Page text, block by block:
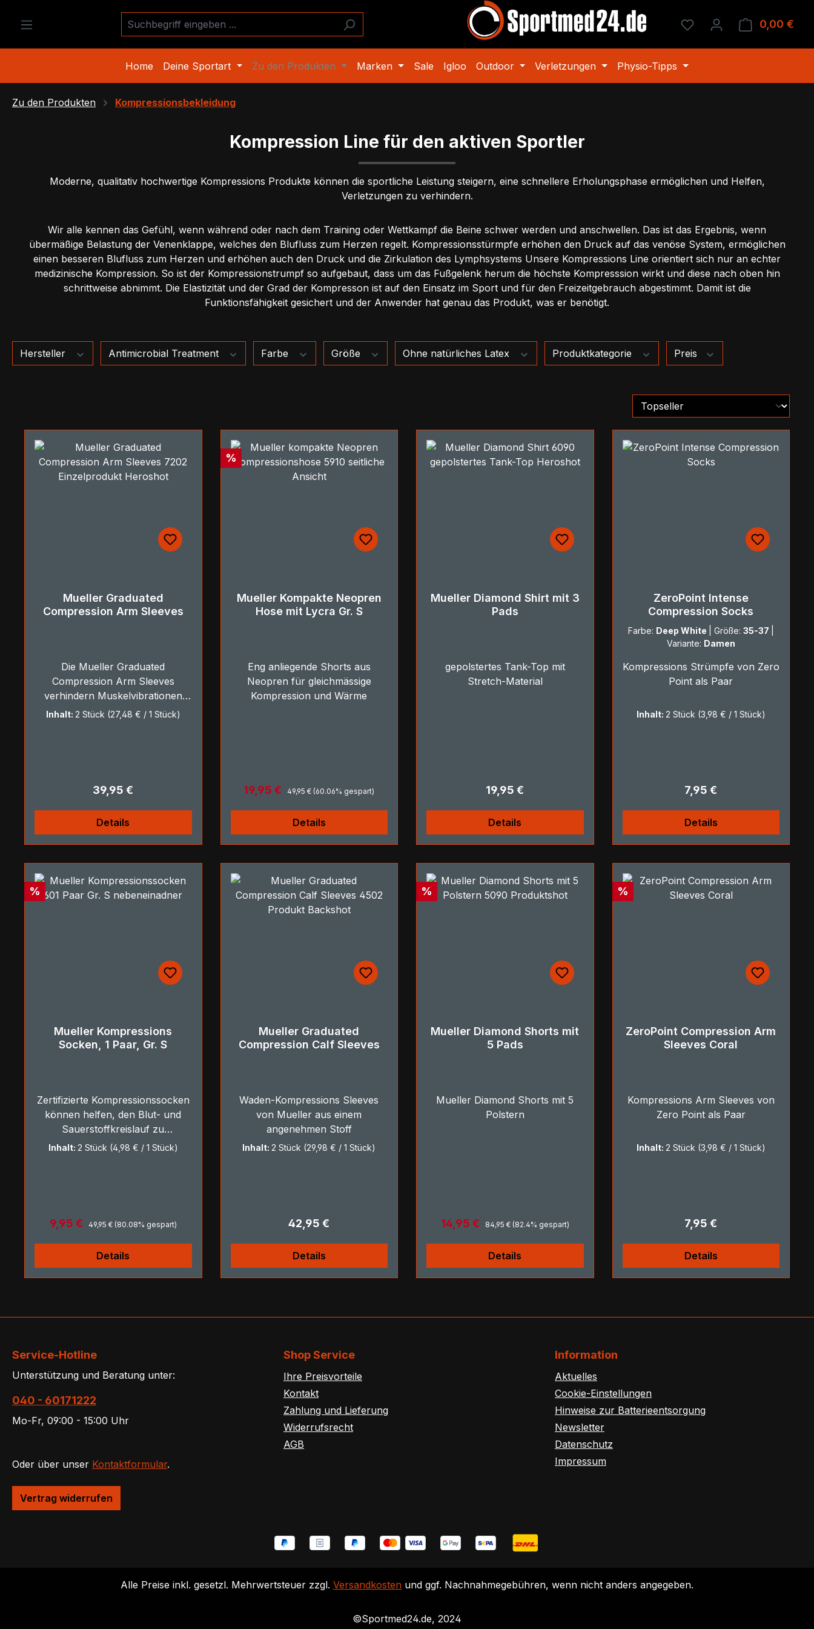
Zur Hauptnavigation springen
Du hast 0 Produkte auf
0,00 €
Home Deine Sportart Zu den Produkten Marken Sale Igloo Outdoor Verletzungen Physio-Tipps
Zu den Produkten Kompressionsbekleidung
Kompression Line für den aktiven Sportler
Moderne, qualitativ hochwertige Kompressions Produkte können die sportliche Leistung steigern, eine schnellere Erholungsphase ermöglichen und Helfen,
Verletzungen zu verhindern.
Wir alle kennen das Gefühl, wenn während oder nach dem Training oder Wettkampf die Beine schwer werden und anschwellen. Das ist das Ergebnis, wenn
übermäßige Belastung der Venenklappe, welches den Blufluss zum Herzen regelt. Kompressionsstürmpfe erhöhen den Druck auf das venöse System, ermöglichen
einen besseren Blufluss zum Herzen und erhöhen auch den Druck und die Zirkulation des Lymphsystems Unsere Kompressions Line orientiert sich nur an echter
medizinische Kompression. So ist der Kompressionstrumpf so aufgebaut, dass um das Fußgelenk herum die höchste Kompresssion wirkt und diese nach oben hin
schrittweise abnimmt. Die Elastizität und der Grad der Kompresson ist auf den Einsatz im Sport und für den Freizeitgebrauch abgestimmt. Damit ist die
Funktionsfähigkeit gesichert und der Anwender hat genau das Produkt, was er benötigt.
Hersteller Antimicrobial Treatment Farbe Größe Ohne natürliches Latex Produktkategorie Preis
Mueller Graduated
Compression Arm Sleeves
Die Mueller Graduated
Compression Arm Sleeves
verhindern Muskelvibrationen
und beugen schneller Ermüdung
Inhalt: 2 Stück (27,48 € / 1 Stück)
Regulärer Preis:
39,95 €
Details
Rabatt
%
Mueller Kompakte Neopren
Hose mit Lycra Gr. S
Eng anliegende Shorts aus
Neopren für gleichmässige
Kompression und Wärme
Verkaufspreis:
19,95 € Regulärer Preis:
49,95 € (60.06% gespart)
Details
Mueller Diamond Shirt mit 3
Pads
gepolstertes Tank-Top mit
Stretch-Material
Regulärer Preis:
19,95 €
Details
ZeroPoint Intense
Compression Socks
Farbe: Deep White Größe: 35-37
Variante: Damen
Kompressions Strümpfe von Zero
Point als Paar
Inhalt: 2 Stück (3,98 € / 1 Stück)
Regulärer Preis:
7,95 €
Details
Rabatt
%
Mueller Kompressions
Socken, 1 Paar, Gr. S
Zertifizierte Kompressionssocken
können helfen, den Blut- und
Sauerstoffkreislauf zu
verbessern
Inhalt: 2 Stück (4,98 € / 1 Stück)
Verkaufspreis:
9,95 € Regulärer Preis:
49,95 € (80.08% gespart)
Details
Mueller Graduated
Compression Calf Sleeves
Waden-Kompressions Sleeves
von Mueller aus einem
angenehmen Stoff
Inhalt: 2 Stück (29,98 € / 1 Stück)
Regulärer Preis:
42,95 €
Details
Rabatt
%
Mueller Diamond Shorts mit
5 Pads
Mueller Diamond Shorts mit 5
Polstern
Verkaufspreis:
14,95 € Regulärer Preis:
84,95 € (82.4% gespart)
Details
Rabatt
%
ZeroPoint Compression Arm
Sleeves Coral
Kompressions Arm Sleeves von
Zero Point als Paar
Inhalt: 2 Stück (3,98 € / 1 Stück)
Regulärer Preis:
7,95 €
Details
Service-Hotline
Unterstützung und Beratung unter:
040 - 60171222
Mo-Fr, 09:00 - 15:00 Uhr
Oder über unser Kontaktformular.
Vertrag widerrufen
Shop Service
Ihre Preisvorteile
Kontakt
Zahlung und Lieferung
Widerrufsrecht
AGB
Information
Aktuelles
Cookie-Einstellungen
Hinweise zur Batterieentsorgung
Newsletter
Datenschutz
Impressum
Alle Preise inkl. gesetzl. Mehrwertsteuer zzgl. Versandkosten und ggf. Nachnahmegebühren, wenn nicht anders angegeben.
©Sportmed24.de, 2024